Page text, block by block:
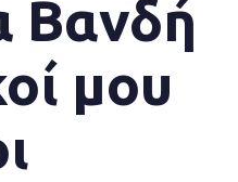
Βανδή
μου